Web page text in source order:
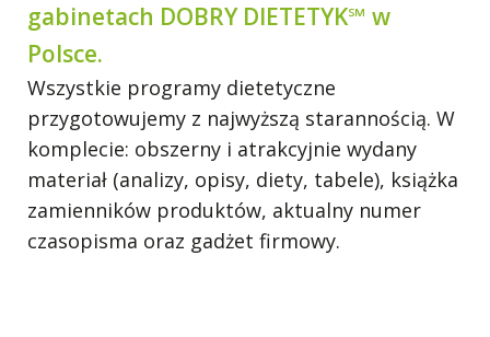
gabinetach DOBRY DIETETYK℠ w
Polsce.
Wszystkie programy dietetyczne
przygotowujemy z najwyższą starannością. W
komplecie: obszerny i atrakcyjnie wydany
materiał (analizy, opisy, diety, tabele), książka
zamienników produktów, aktualny numer
czasopisma oraz gadżet firmowy.